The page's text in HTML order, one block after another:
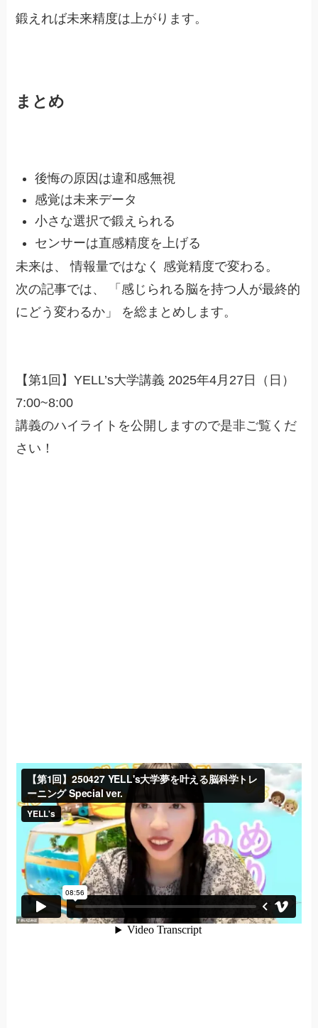
鍛えれば未来精度は上がります。
まとめ
後悔の原因は違和感無視
感覚は未来データ
小さな選択で鍛えられる
センサーは直感精度を上げる
未来は、 情報量ではなく 感覚精度で変わる。
次の記事では、 「感じられる脳を持つ人が最終的
にどう変わるか」 を総まとめします。
【第1回】YELL’s大学講義 2025年4月27日（日）
7:00~8:00
講義のハイライトを公開しますので是非ご覧くだ
さい！